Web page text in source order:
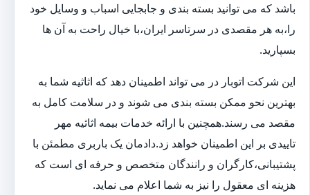
باشد که می توانید بسته بندی و جابجایی اسباب و وسایل خود
را،به هر مقصدی در سرتاسر ایران،با خیال راحت به آن ها
بسپارید.
این شرکت اتوبار در می تواند اطمینان دهد که اثاثیه شما به
بهترین نحو ممکن بسته بندی می شوند و در سلامت کامل به
مقصد می رسند.همچنین با ارائه خدمات بیمه اثاثیه مهر
تاییدی بر این اطمینان خواهد زد.دادمان یک باربری مطمئن با
پشتیبانی،کارگران و رانندگان متخصص و حرفه ای است که
هزینه ای معقول را نیز به شما اعلام می نماید.